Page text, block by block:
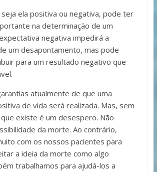
ela positiva ou negativa, pode ter
na determinação de um
negativa impedirá a
um desapontamento, mas pode
para um resultado negativo que
atualmente de que uma
de vida será realizada. Mas, sem
existe é um desespero. Não
da morte. Ao contrário,
com os nossos pacientes para
a ideia da morte como algo
trabalhamos para ajudá-los a